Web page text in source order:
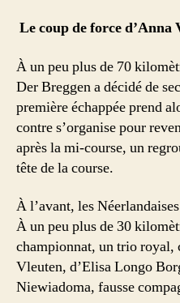
Le coup de force d’Anna
À un peu plus de 70
Der Breggen a décidé de
première échappée prend
contre s’organise pour
après la mi-course, un
tête de la course.
À l’avant, les
À un peu plus de 30
championnat, un trio royal,
Vleuten, d’Elisa Longo
Niewiadoma, fausse